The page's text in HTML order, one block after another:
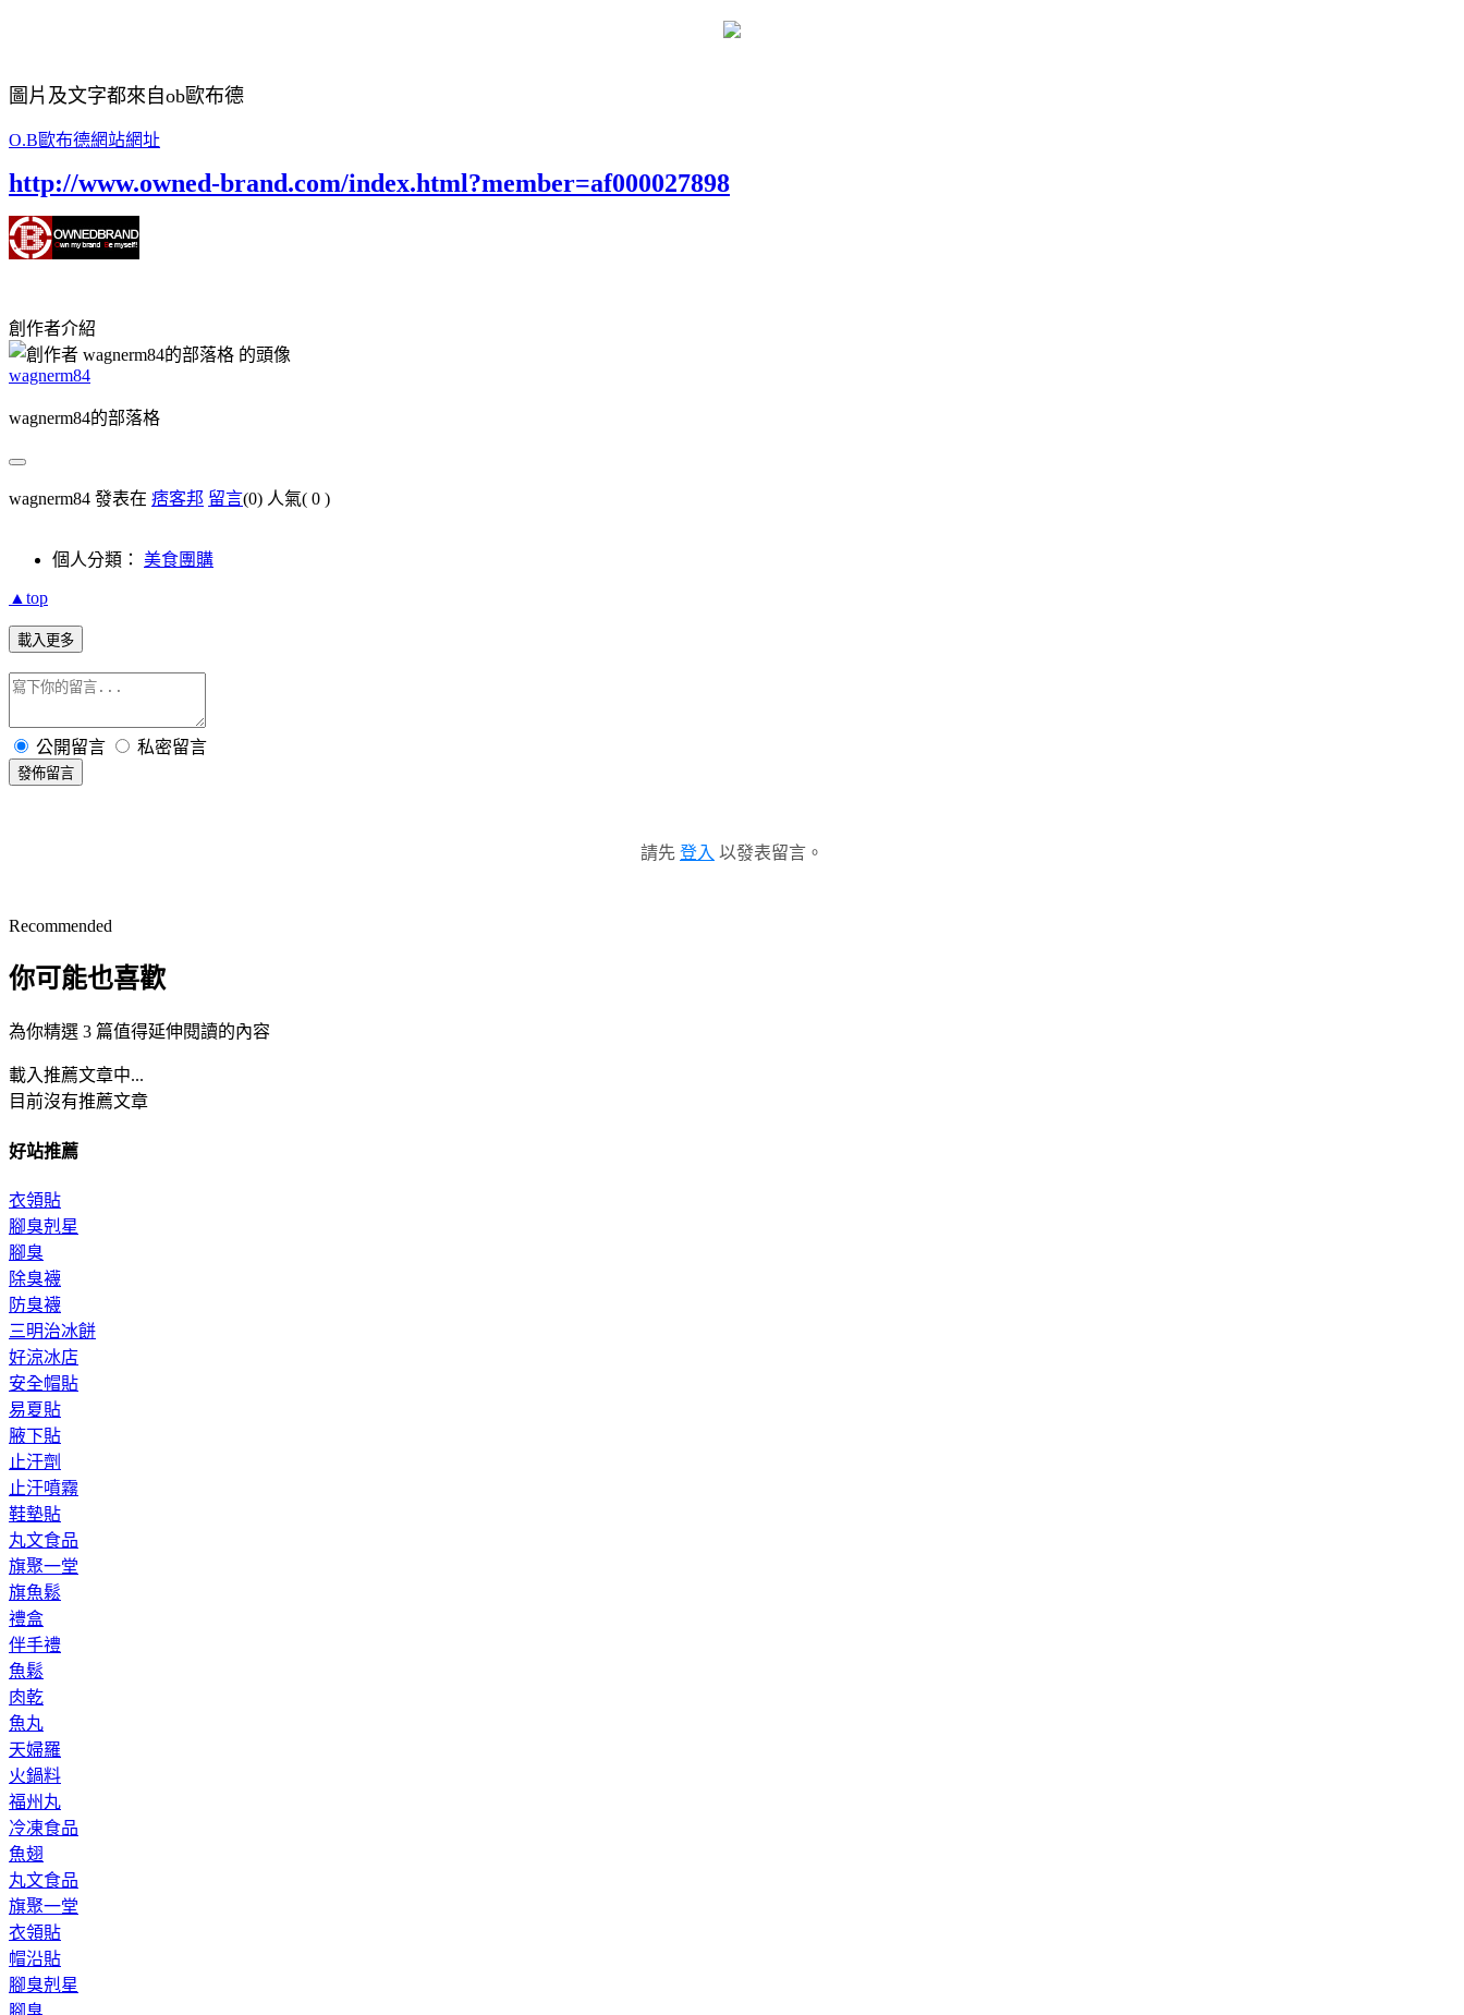
圖片及文字都來自ob歐布德
O.B歐布德網站網址
http://www.owned-brand.com/index.html?member=af000027898
創作者介紹
wagnerm84
wagnerm84的部落格
wagnerm84 發表在 痞客邦 留言(0) 人氣( 0 )
個人分類： 美食團購
▲top
載入更多
公開留言 私密留言
發佈留言
請先 登入 以發表留言。
Recommended
你可能也喜歡
為你精選 3 篇值得延伸閱讀的內容
載入推薦文章中...
目前沒有推薦文章
好站推薦
衣領貼
腳臭剋星
腳臭
除臭襪
防臭襪
三明治冰餅
好涼冰店
安全帽貼
易夏貼
腋下貼
止汗劑
止汗噴霧
鞋墊貼
丸文食品
旗聚一堂
旗魚鬆
禮盒
伴手禮
魚鬆
肉乾
魚丸
天婦羅
火鍋料
福州丸
冷凍食品
魚翅
丸文食品
旗聚一堂
衣領貼
帽沿貼
腳臭剋星
腳臭